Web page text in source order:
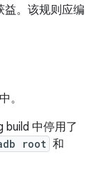
益。该规则应编
。
build 中停用了
root 和